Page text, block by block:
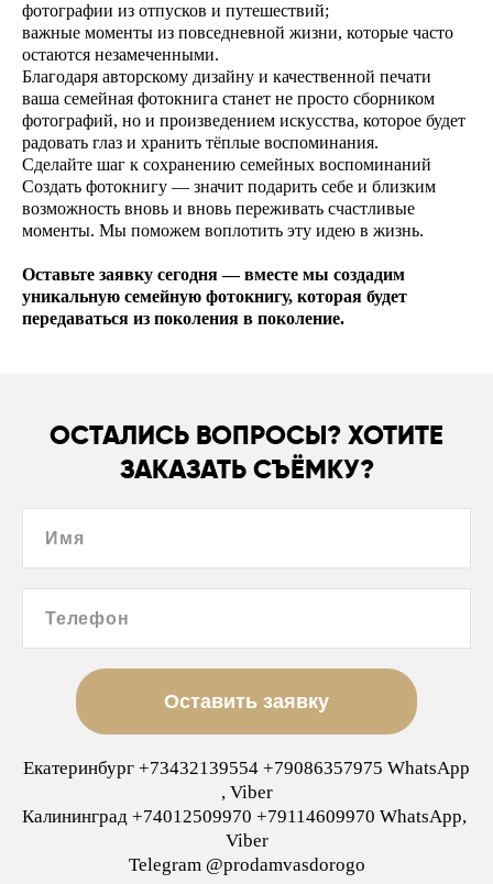
фотографии из отпусков и путешествий;
важные моменты из повседневной жизни, которые часто
остаются незамеченными.
Благодаря авторскому дизайну и качественной печати
ваша семейная фотокнига станет не просто сборником
фотографий, но и произведением искусства, которое будет
радовать глаз и хранить тёплые воспоминания.
Сделайте шаг к сохранению семейных воспоминаний
Создать фотокнигу — значит подарить себе и близким
возможность вновь и вновь переживать счастливые
моменты. Мы поможем воплотить эту идею в жизнь.
Оставьте заявку сегодня — вместе мы создадим
уникальную семейную фотокнигу, которая будет
передаваться из поколения в поколение.
ОСТАЛИСЬ ВОПРОСЫ? ХОТИТЕ
ЗАКАЗАТЬ СЪЁМКУ?
Имя
Телефон
Оставить заявку
Екатеринбург +73432139554 +79086357975 WhatsApp
, Viber
Калининград +74012509970 +79114609970 WhatsApp,
Viber
Telegram @prodamvasdorogo